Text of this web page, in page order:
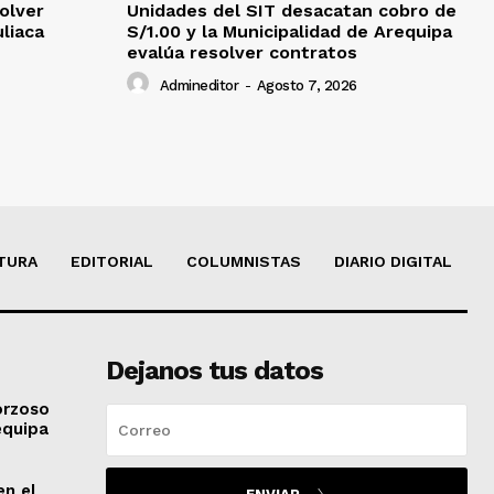
Unidades del SIT desacatan cobro de
S/1.00 y la Municipalidad de Arequipa
evalúa resolver contratos
Admineditor - Agosto 7, 2026
EDITORIAL COLUMNISTAS DIARIO DIGITAL
Dejanos tus datos